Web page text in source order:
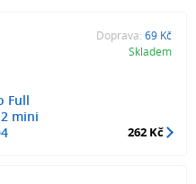
Full
mini
Doprava: 69 Kč
Skladem
262 Kč